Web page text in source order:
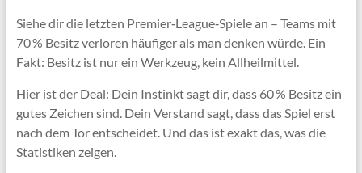
in
Dubai
Siehe dir die letzten Premier‑League‑Spiele an – Teams mit
70 % Besitz verloren häufiger als man denken würde. Ein
Fakt: Besitz ist nur ein Werkzeug, kein Allheilmittel.
Hier ist der Deal: Dein Instinkt sagt dir, dass 60 % Besitz ein
gutes Zeichen sind. Dein Verstand sagt, dass das Spiel erst
nach dem Tor entscheidet. Und das ist exakt das, was die
Statistiken zeigen.